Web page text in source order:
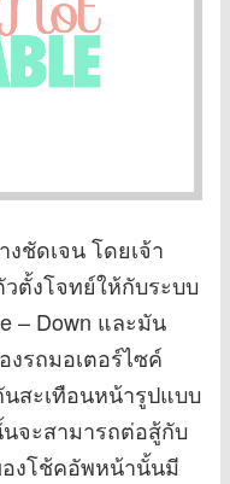
ชัดเจน โดยเจ้า
ตั้งโจทย์ให้กับระบบ
– Down และมัน
งรถมอเตอร์ไซค์
สะเทือนหน้ารูปแบบ
จะสามารถต่อสู้กับ
งโช้คอัพหน้านั้นมี